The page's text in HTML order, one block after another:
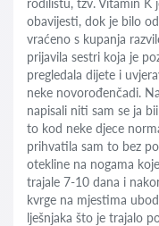
rodilištu, tzv. Vitamin K
obavijesti, dok je bilo
vraćeno s kupanja
prijavila sestri koja je
pregledala dijete i
neke novorođenčadi.
napisali niti sam se ja
to kod neke djece
prihvatila sam to bez
otekline na nogama
trajale 7-10 dana i
kvrge na mjestima
lješnjaka što je trajalo